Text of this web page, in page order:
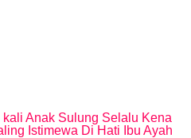
kali Anak Sulung Selalu Kena
Istimewa Di Hati Ibu Ayah